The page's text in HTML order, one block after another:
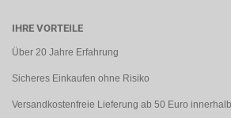
IHRE VORTEILE
Über 20 Jahre Erfahrung
Sicheres Einkaufen ohne Risiko
Versandkostenfreie Lieferung ab 50 Euro